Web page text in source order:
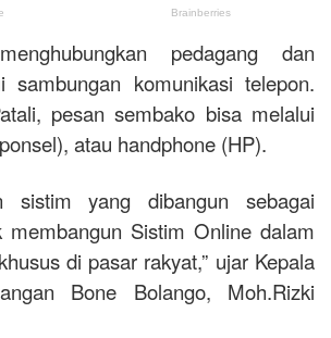
pedagang dan
sambungan komunikasi telepon.
pesan sembako bisa melalui
atau handphone (HP).
sistim yang dibangun sebagai
membangun Sistim Online dalam
di pasar rakyat,” ujar Kepala
Bone Bolango, Moh.Rizki